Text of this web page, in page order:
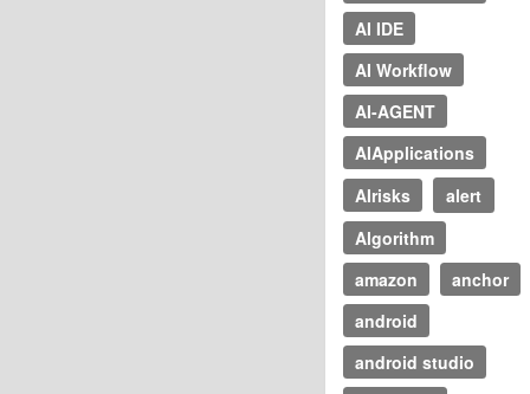
AI IDE
AI Workflow
AI-AGENT
AIApplications
AIrisks
alert
Algorithm
amazon
anchor
android
android studio